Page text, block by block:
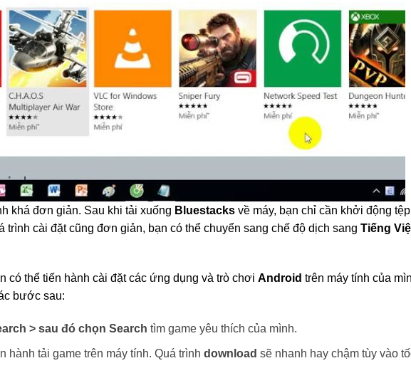
khá đơn giản. Sau khi tải xuống Bluestacks về máy, bạn chỉ cần khởi động
trình cài đặt cũng đơn giản, bạn có thể chuyển sang chế độ dịch sang Tiếng Việ
có thể tiến hành cài đặt các ứng dụng và trò chơi Android trên máy tính của
bước sau:
> sau đó chọn Search tìm game yêu thích của mình.
hành tải game trên máy tính. Quá trình download sẽ nhanh hay chậm tùy vào